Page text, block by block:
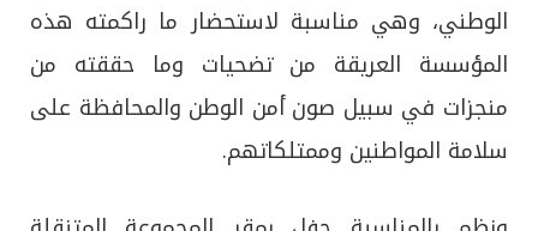
الوطني، وهي مناسبة لاستحضار ما راكمته هذه
المؤسسة العريقة من تضحيات وما حققته من
منجزات في سبيل صون أمن الوطن والمحافظة على
سلامة المواطنين وممتلكاتهم.